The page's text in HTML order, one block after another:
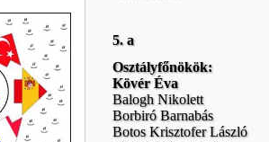
5. a
Osztályfőnökök:
Kövér Éva
Balogh Nikolett
Borbiró Barnabás
Botos Krisztofer László